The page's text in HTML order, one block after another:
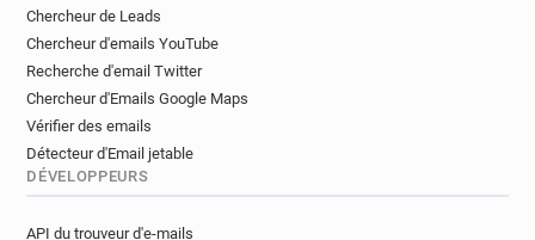
c******@manchester.ac.uk
w**********@manchester.ac.uk
h*********@manchester.ac.uk
k******@manchester.ac.uk
s*********@manchester.ac.uk
o*****@manchester.ac.uk
Chercheur de Leads
Chercheur d'emails YouTube
Recherche d'email Twitter
Chercheur d'Emails Google Maps
Vérifier des emails
Détecteur d'Email jetable
DÉVELOPPEURS
API du trouveur d'e-mails